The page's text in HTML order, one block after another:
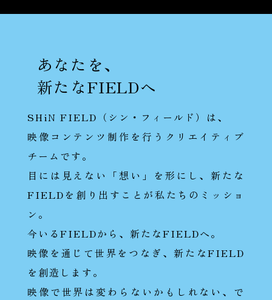
あなたを、
新たなFIELDへ
SHiN FIELD（シン・フィールド）は、
映像コンテンツ制作を行うクリエイティブ
チームです。
目には見えない「想い」を形にし、新たな
FIELDを創り出すことが私たちのミッショ
ン。
今いるFIELDから、新たなFIELDへ。
映像を通じて世界をつなぎ、新たなFIELD
を創造します。
映像で世界は変わらないかもしれない、で